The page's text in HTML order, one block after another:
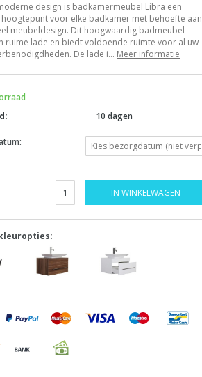
design is badkamermeubel Libra een
voor elke badkamer met behoefte aan
meubeldesign. Dit hoogwaardig badmeubel
ruime lade en biedt voldoende ruimte voor al uw
De lade i... Meer informatie
10 dagen
IN WINKELWAGEN